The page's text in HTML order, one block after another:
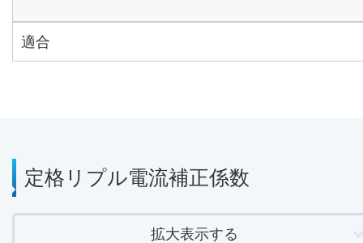
適合
定格リプル電流補正係数
拡大表示する